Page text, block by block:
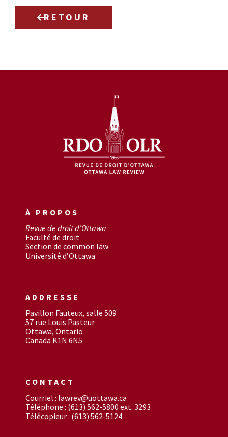
RETOUR
À PROPOS
Revue de droit d’Ottawa
Faculté de droit
Section de common law
Université d’Ottawa
ADDRESSE
Pavillon Fauteux, salle 509
57 rue Louis Pasteur
Ottawa, Ontario
Canada K1N 6N5
CONTACT
Courriel : lawrev@uottawa.ca
Téléphone : (613) 562-5800 ext. 3293
Télécopieur : (613) 562-5124